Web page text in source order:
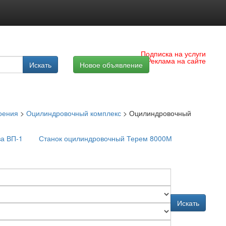
Подписка на услуги
Реклама на сайте
Искать Новое объявление
> Оцилиндровочный комплекс> Оцилиндровочный
ВП-1 Станок оцилиндровочный Терем 8000М
Искать